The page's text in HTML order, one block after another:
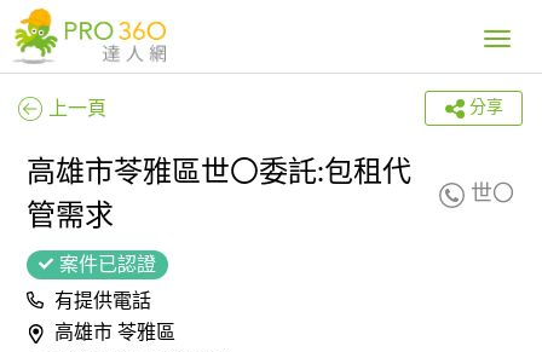
Toggle
上一頁 分享
高雄市苓雅區世〇委託:包租代
管需求
世〇
案件已認證
有提供電話
高雄市 苓雅區